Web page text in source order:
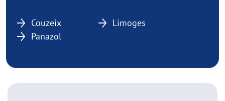
Couzeix
Limoges
Panazol